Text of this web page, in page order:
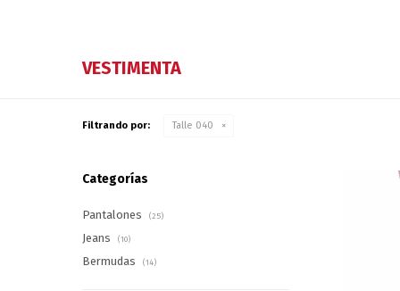
VESTIMENTA
Filtrando por: Talle 040
Categorías
Pantalones (25)
Jeans (10)
Bermudas (14)